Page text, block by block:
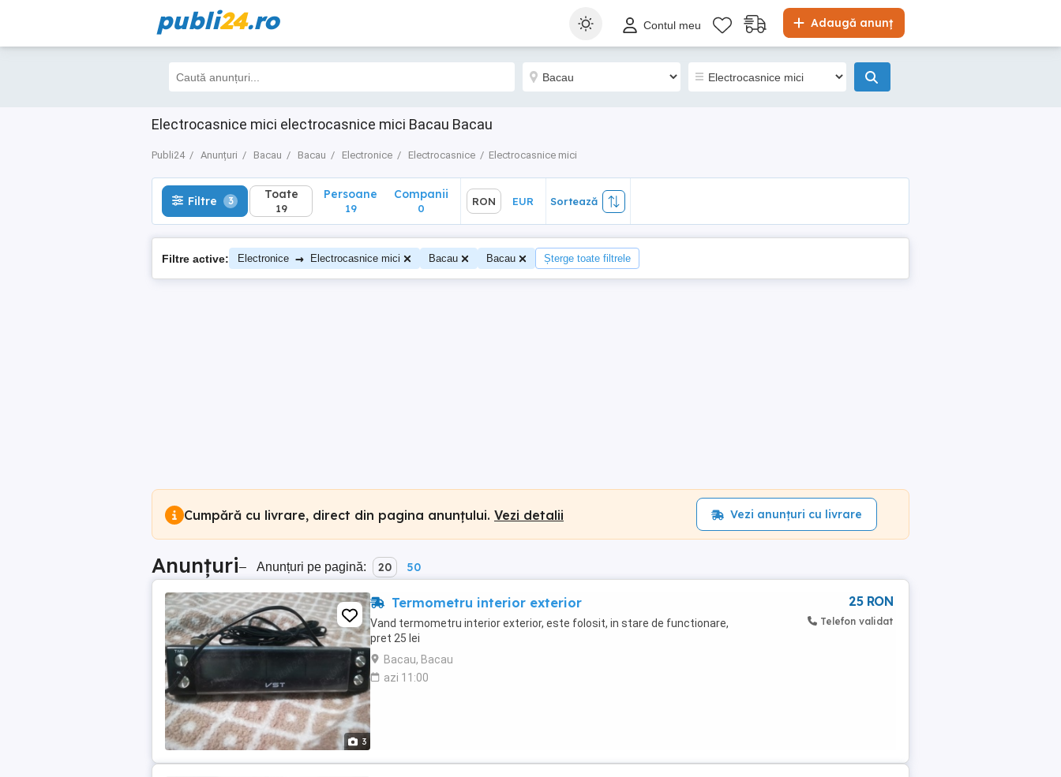
publi24.ro Adaugă anunț
Contul meu
Electrocasnice mici electrocasnice mici Bacau Bacau
Publi24 Anunțuri Bacau Bacau Electronice Electrocasnice Electrocasnice mici
Filtre 3 Toate
19
Sortează
Filtre 3 Toate
19
Persoane
19
Companii
0
RON EUR Sortează
Filtre active: Electronice → Electrocasnice mici Bacau Bacau Șterge toate filtrele
Cumpără cu livrare, direct din pagina anunțului. Vezi detalii Vezi anunțuri cu livrare
Anunțuri– Anunțuri pe pagină: 20 50
3
Termometru interior exterior
Vand termometru interior exterior, este folosit, in stare de functionare,
pret 25 lei
Bacau, Bacau
azi 11:00
25 RON
Telefon validat